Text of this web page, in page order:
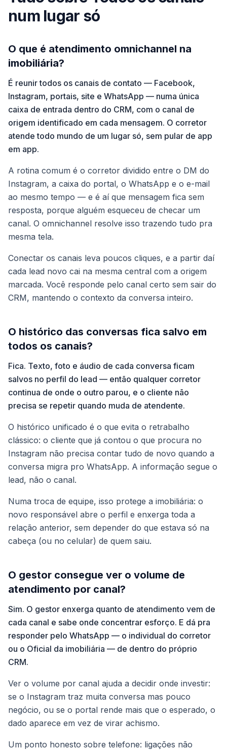
num lugar só
O que é atendimento omnichannel na
imobiliária?
É reunir todos os canais de contato — Facebook,
Instagram, portais, site e WhatsApp — numa única
caixa de entrada dentro do CRM, com o canal de
origem identificado em cada mensagem. O corretor
atende todo mundo de um lugar só, sem pular de app
em app.
A rotina comum é o corretor dividido entre o DM do
Instagram, a caixa do portal, o WhatsApp e o e-mail
ao mesmo tempo — e é aí que mensagem fica sem
resposta, porque alguém esqueceu de checar um
canal. O omnichannel resolve isso trazendo tudo pra
mesma tela.
Conectar os canais leva poucos cliques, e a partir daí
cada lead novo cai na mesma central com a origem
marcada. Você responde pelo canal certo sem sair do
CRM, mantendo o contexto da conversa inteiro.
O histórico das conversas fica salvo em
todos os canais?
Fica. Texto, foto e áudio de cada conversa ficam
salvos no perfil do lead — então qualquer corretor
continua de onde o outro parou, e o cliente não
precisa se repetir quando muda de atendente.
O histórico unificado é o que evita o retrabalho
clássico: o cliente que já contou o que procura no
Instagram não precisa contar tudo de novo quando a
conversa migra pro WhatsApp. A informação segue o
lead, não o canal.
Numa troca de equipe, isso protege a imobiliária: o
novo responsável abre o perfil e enxerga toda a
relação anterior, sem depender do que estava só na
cabeça (ou no celular) de quem saiu.
O gestor consegue ver o volume de
atendimento por canal?
Sim. O gestor enxerga quanto de atendimento vem de
cada canal e sabe onde concentrar esforço. E dá pra
responder pelo WhatsApp — o individual do corretor
ou o Oficial da imobiliária — de dentro do próprio
CRM.
Ver o volume por canal ajuda a decidir onde investir:
se o Instagram traz muita conversa mas pouco
negócio, ou se o portal rende mais que o esperado, o
dado aparece em vez de virar achismo.
Um ponto honesto sobre telefone: ligações não